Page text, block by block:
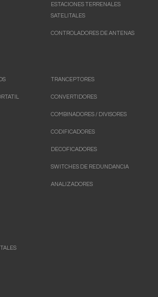
ESTACIONES TERRENALES
SATELITALES
CONTROLADORES DE ANTENAS
TRANCEPTORES
CONVERTIDORES
COMBINADORES / DIVISORES
CODIFICADORES
DECOFICADORES
SWITCHES DE REDUNDANCIA
ANALIZADORES